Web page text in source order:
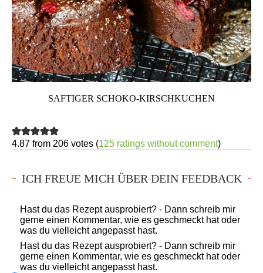
SAFTIGER SCHOKO-KIRSCHKUCHEN
4.87 from 206 votes (125 ratings without comment)
ICH FREUE MICH ÜBER DEIN FEEDBACK
Hast du das Rezept ausprobiert? - Dann schreib mir
gerne einen Kommentar, wie es geschmeckt hat oder
was du vielleicht angepasst hast.
Hast du das Rezept ausprobiert? - Dann schreib mir
gerne einen Kommentar, wie es geschmeckt hat oder
was du vielleicht angepasst hast.